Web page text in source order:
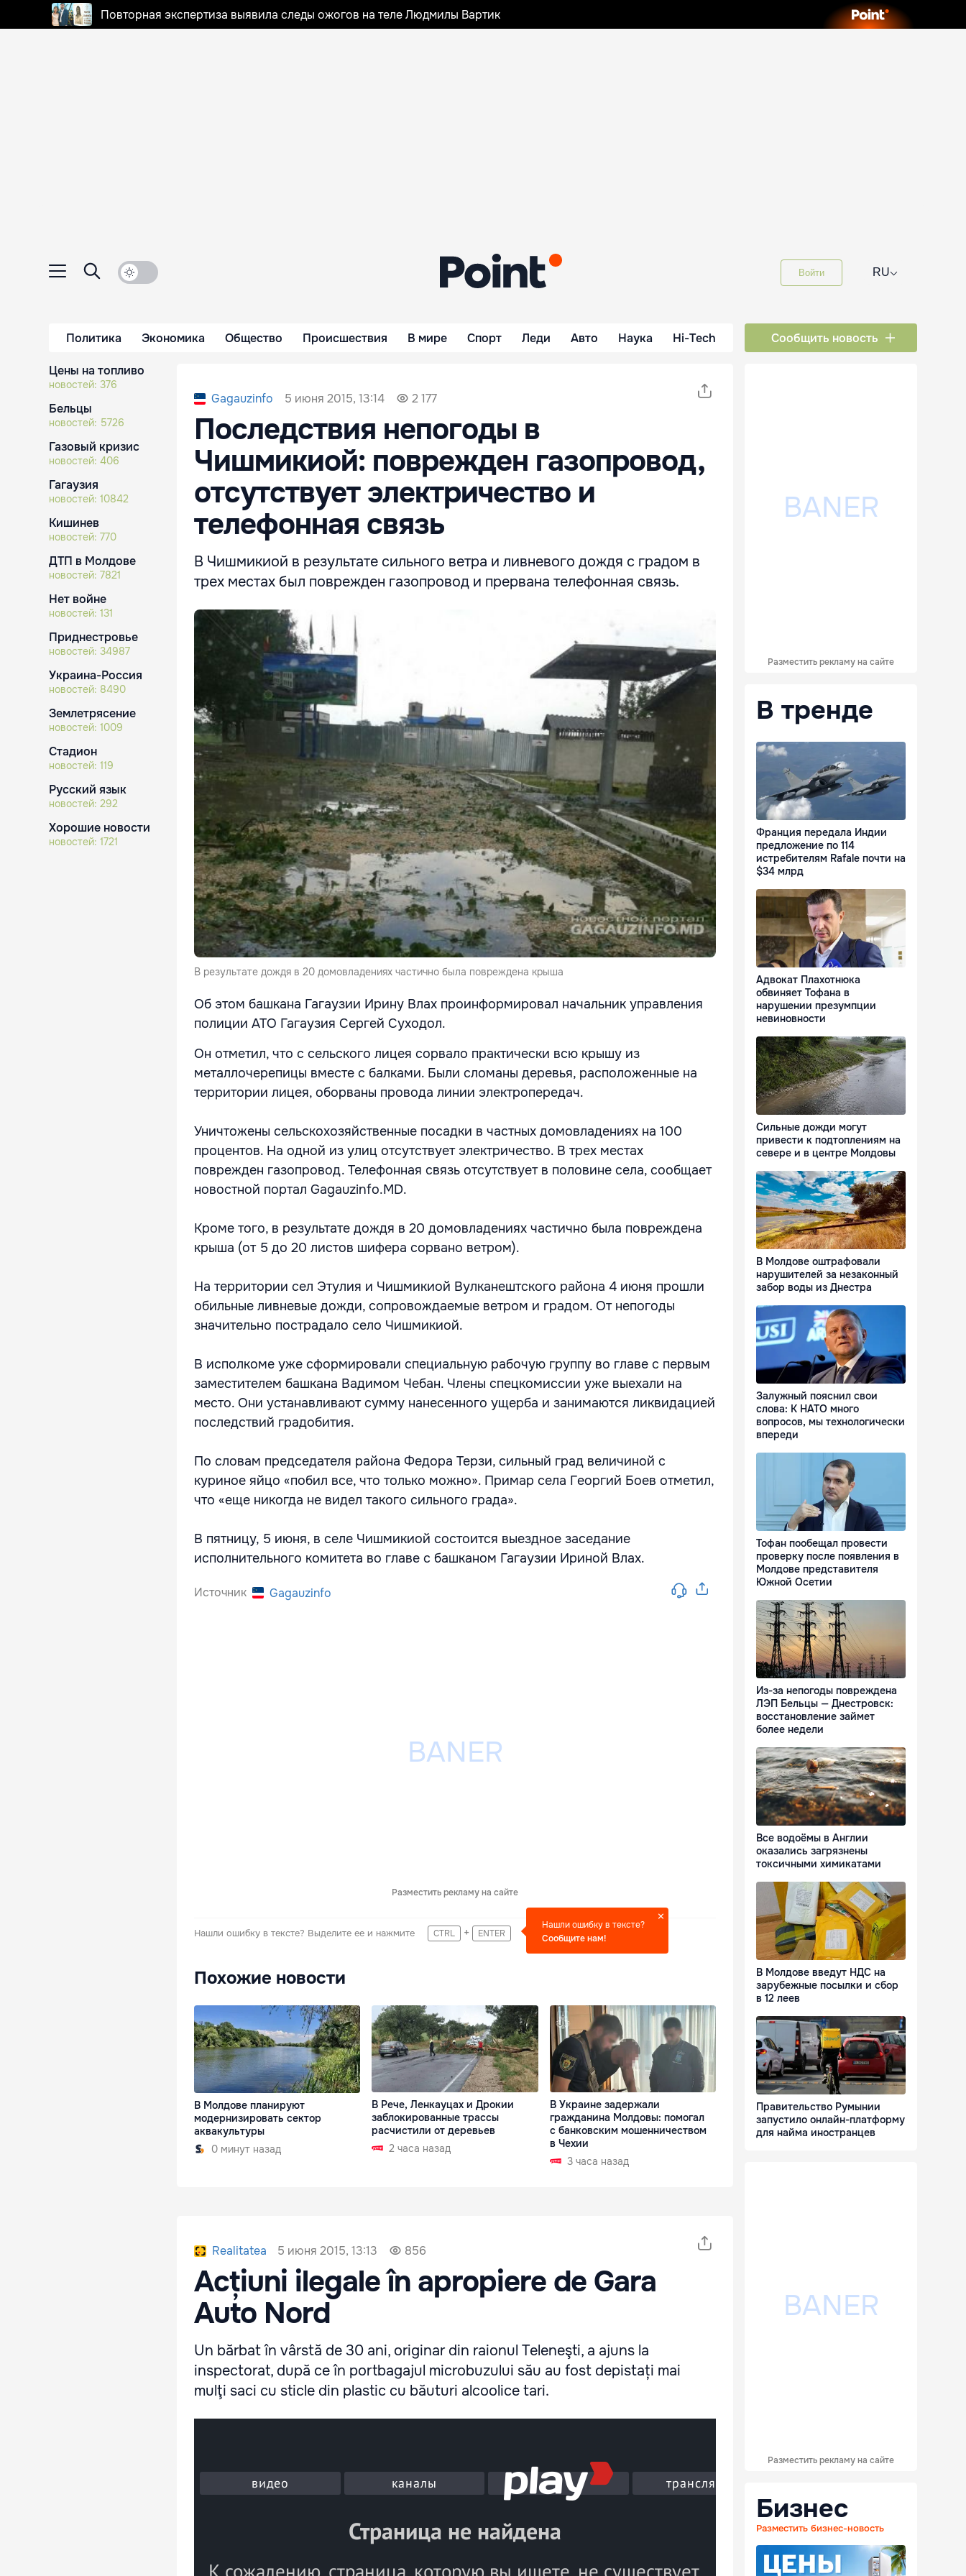
Повторная экспертиза выявила следы ожогов на теле Людмилы Вартик
Войти RU⌵
Политика Экономика Общество Происшествия В мире Спорт Леди Авто Наука Hi-Tech Сообщить новость
Цены на топливо
новостей: 376
Бельцы
новостей: 5726
Газовый кризис
новостей: 406
Гагаузия
новостей: 10842
Кишинев
новостей: 770
ДТП в Молдове
новостей: 7821
Нет войне
новостей: 131
Приднестровье
новостей: 34987
Украина-Россия
новостей: 8490
Землетрясение
новостей: 1009
Стадион
новостей: 119
Русский язык
новостей: 292
Хорошие новости
новостей: 1721
Gagauzinfo 5 июня 2015, 13:14 2 177
Последствия непогоды в
Чишмикиой: поврежден газопровод,
отсутствует электричество и
телефонная связь
В Чишмикиой в результате сильного ветра и ливневого дождя с градом в
трех местах был поврежден газопровод и прервана телефонная связь.
В результате дождя в 20 домовладениях частично была повреждена крыша
Об этом башкана Гагаузии Ирину Влах проинформировал начальник управления
полиции АТО Гагаузия Сергей Суходол.
Он отметил, что с сельского лицея сорвало практически всю крышу из
металлочерепицы вместе с балками. Были сломаны деревья, расположенные на
территории лицея, оборваны провода линии электропередач.
Уничтожены сельскохозяйственные посадки в частных домовладениях на 100
процентов. На одной из улиц отсутствует электричество. В трех местах
поврежден газопровод. Телефонная связь отсутствует в половине села, сообщает
новостной портал Gagauzinfo.MD.
Кроме того, в результате дождя в 20 домовладениях частично была повреждена
крыша (от 5 до 20 листов шифера сорвано ветром).
На территории сел Этулия и Чишмикиой Вулканештского района 4 июня прошли
обильные ливневые дожди, сопровождаемые ветром и градом. От непогоды
значительно пострадало село Чишмикиой.
В исполкоме уже сформировали специальную рабочую группу во главе с первым
заместителем башкана Вадимом Чебан. Члены спецкомиссии уже выехали на
место. Они устанавливают сумму нанесенного ущерба и занимаются ликвидацией
последствий градобития.
По словам председателя района Федора Терзи, сильный град величиной с
куриное яйцо «побил все, что только можно». Примар села Георгий Боев отметил,
что «еще никогда не видел такого сильного града».
В пятницу, 5 июня, в селе Чишмикиой состоится выездное заседание
исполнительного комитета во главе с башканом Гагаузии Ириной Влах.
Источник Gagauzinfo
Разместить рекламу на сайте
Нашли ошибку в тексте? Выделите ее и нажмите CTRL + ENTER
Нашли ошибку в тексте?
Сообщите нам!
Похожие новости
В Молдове планируют
модернизировать сектор
аквакультуры
0 минут назад
В Рече, Ленкауцах и Дрокии
заблокированные трассы
расчистили от деревьев
2 часа назад
В Украине задержали
гражданина Молдовы: помогал
с банковским мошенничеством
в Чехии
3 часа назад
Realitatea 5 июня 2015, 13:13 856
Acțiuni ilegale în apropiere de Gara
Auto Nord
Un bărbat în vârstă de 30 ani, originar din raionul Teleneşti, a ajuns la
inspectorat, după ce în portbagajul microbuzului său au fost depistați mai
mulţi saci cu sticle din plastic cu băuturi alcoolice tari.
Разместить рекламу на сайте
В тренде
Франция передала Индии
предложение по 114
истребителям Rafale почти на
$34 млрд
Адвокат Плахотнюка
обвиняет Тофана в
нарушении презумпции
невиновности
Сильные дожди могут
привести к подтоплениям на
севере и в центре Молдовы
В Молдове оштрафовали
нарушителей за незаконный
забор воды из Днестра
Залужный пояснил свои
слова: К НАТО много
вопросов, мы технологически
впереди
Тофан пообещал провести
проверку после появления в
Молдове представителя
Южной Осетии
Из-за непогоды повреждена
ЛЭП Бельцы — Днестровск:
восстановление займет
более недели
Все водоёмы в Англии
оказались загрязнены
токсичными химикатами
В Молдове введут НДС на
зарубежные посылки и сбор
в 12 леев
Правительство Румынии
запустило онлайн-платформу
для найма иностранцев
Разместить рекламу на сайте
Бизнес
Разместить бизнес-новость